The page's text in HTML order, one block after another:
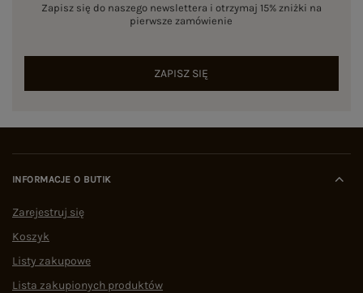
Zapisz się do naszego newslettera i otrzymaj 15% zniżki na
pierwsze zamówienie
ZAPISZ SIĘ
INFORMACJE O BUTIK
Zarejestruj się
Koszyk
Listy zakupowe
Lista zakupionych produktów